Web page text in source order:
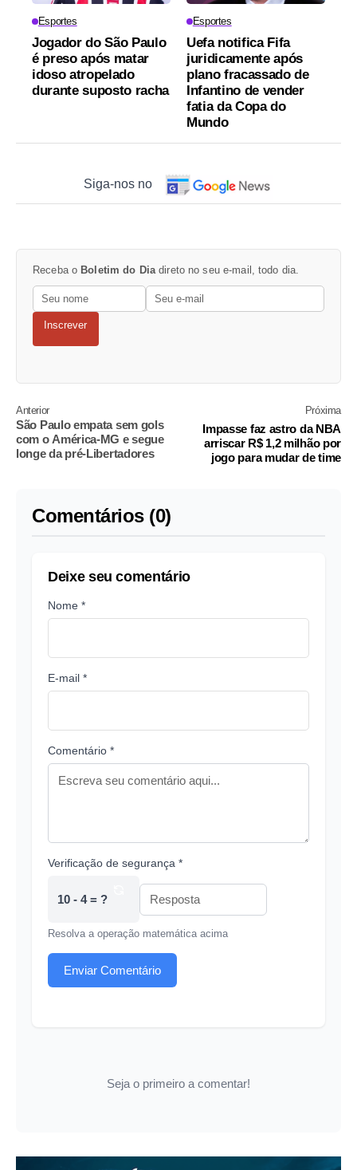
Esportes
Jogador do São Paulo
é preso após matar
idoso atropelado
durante suposto racha
Esportes
Uefa notifica Fifa
juridicamente após
plano fracassado de
Infantino de vender
fatia da Copa do
Mundo
Siga-nos no
Receba o Boletim do Diadireto no seu e-mail, todo dia.
Inscrever
Anterior
São Paulo empata sem gols
com o América-MG e segue
longe da pré-Libertadores
Próxima
Impasse faz astro da NBA
arriscar R$ 1,2 milhão por
jogo para mudar de time
Comentários (0)
Deixe seu comentário
Nome *
E-mail *
Comentário *
Verificação de segurança *
10 - 4 = ?
Resolva a operação matemática acima
Enviar Comentário
Seja o primeiro a comentar!